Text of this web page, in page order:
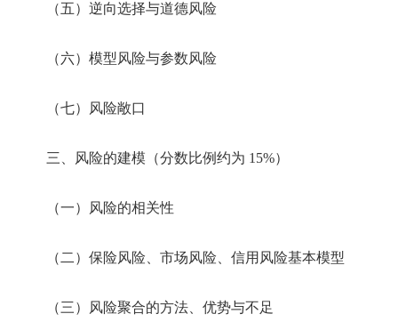
（五）逆向选择与道德风险
（六）模型风险与参数风险
（七）风险敞口
三、风险的建模（分数比例约为 15%）
（一）风险的相关性
（二）保险风险、市场风险、信用风险基本模型
（三）风险聚合的方法、优势与不足